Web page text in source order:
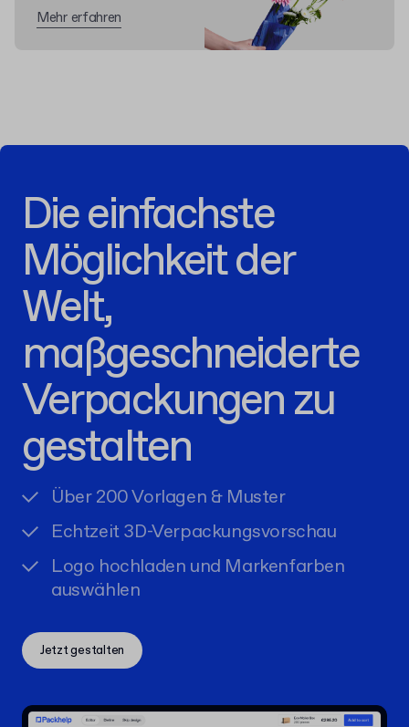
Mehr erfahren
Die einfachste
Möglichkeit der
Welt,
maßgeschneiderte
Verpackungen zu
gestalten
Über 200 Vorlagen & Muster
Echtzeit 3D-Verpackungsvorschau
Logo hochladen und Markenfarben
auswählen
Jetzt gestalten